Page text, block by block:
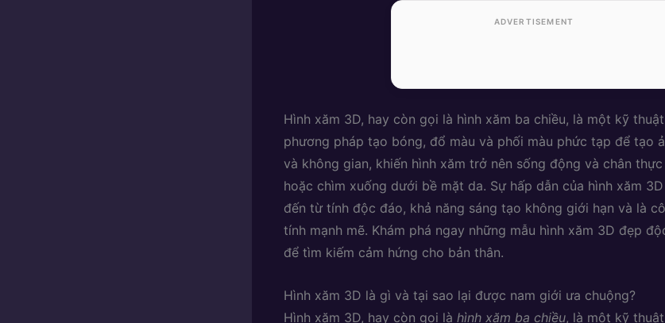
ADVERTISEMENT
Hình xăm 3D, hay còn gọi là hình xăm ba chiều, là một kỹ
phương pháp tạo bóng, đổ màu và phối màu phức tạp để tạo
và không gian, khiến hình xăm trở nên sống động và chân
hoặc chìm xuống dưới bề mặt da. Sự hấp dẫn của hình xăm
đến từ tính độc đáo, khả năng sáng tạo không giới hạn và là
tính mạnh mẽ. Khám phá ngay những mẫu hình xăm 3D đẹp
để tìm kiếm cảm hứng cho bản thân.
Hình xăm 3D là gì và tại sao lại được nam giới ưa chuộng?
Hình xăm 3D, hay còn gọi là hình xăm ba chiều, là một kỹ